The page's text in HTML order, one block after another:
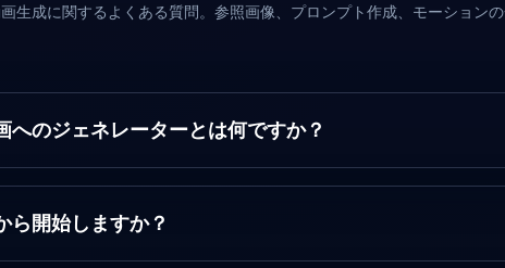
生成に関するよくある質問。参照画像、プロンプト作成、モーションの
のジェネレーターとは何ですか？
ら開始しますか？